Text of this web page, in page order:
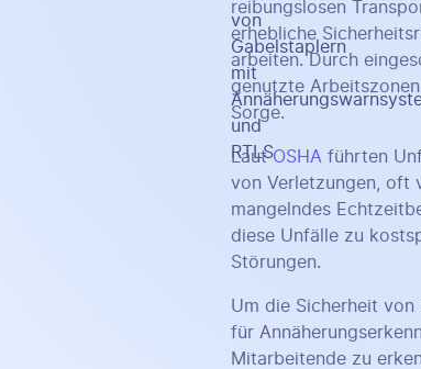
reibungslosen
erhebliche
arbeiten. Durch
genutzte
Sorge.
LautOSHA führten
von Verletzungen, oft
mangelndes
diese Unfälle zu
Störungen.
Um die Sicherheit von
für
Mitarbeitende zu